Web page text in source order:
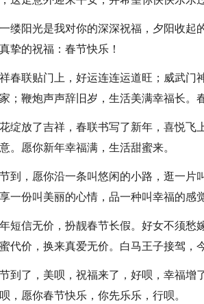
缕阳光是我对你的深深祝福，夕阳收
挚的祝福：春节快乐！
春联贴门上，好运连连运道旺；威武
；鞭炮声声辞旧岁，生活美满幸福长。
绽放了吉祥，春联书写了新年，喜悦
。愿你新年幸福满，生活甜蜜来。
到，愿你沿一条叫悠闲的小路，逛一
一份叫美丽的心情，品一种叫幸福的感
短信无价，扮靓春节长假。好女不须
代价，换来真爱无价。白马王子接驾，
到了，美呗，祝福来了，好呗，幸福
，愿你春节快乐，你先乐乐，行呗。